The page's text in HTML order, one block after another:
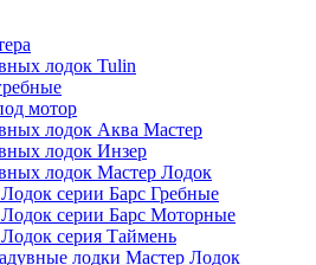
лодок Tulin
мотор
лодок Аква Мастер
лодок Инзер
лодок Мастер Лодок
серии Барс Гребные
серии Барс Моторные
серия Таймень
лодки Мастер Лодок